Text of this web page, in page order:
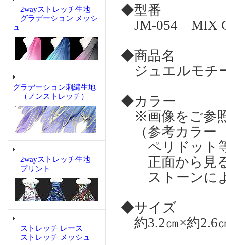
2wayストレッチ生地
グラデーション メッシ
ュ
グラデーション刺繍生地
（ノンストレッチ）
2wayストレッチ生地
プリント
ストレッチ レース
ストレッチ メッシュ
◆型番
JM-054 MIX
◆商品名
ジュエルモチ
◆カラー
※画像をご参
（参考カラー
ペリドット等
正面から見る
ストーンによ
◆サイズ
約3.2㎝×約2.6